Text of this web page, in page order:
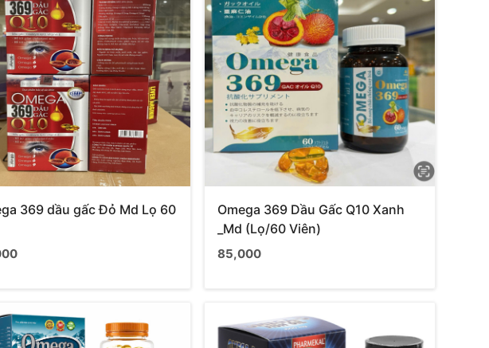
369 dầu gấc Đỏ Md Lọ 60
Omega 369 Dầu Gấc Q10 Xanh
_Md (Lọ/60 Viên)
85,000